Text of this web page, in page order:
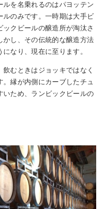
ルを名乗れるのはパヨッテン
ルのみです。一時期は大手ビ
クビールの醸造所が淘汰さ
かし、その伝統的な醸造方法
なり、現在に至ります。
むときはジョッキではなく
縁が内側にカーブしたチュ
いため、ランビックビールの